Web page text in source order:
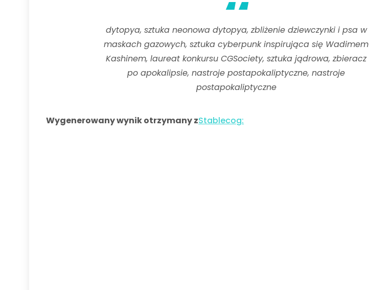
dytopya, sztuka neonowa dytopya, zbliżenie dziewczynki i psa w
maskach gazowych, sztuka cyberpunk inspirująca się Wadimem
Kashinem, laureat konkursu CGSociety, sztuka jądrowa, zbieracz
po apokalipsie, nastroje postapokaliptyczne, nastroje
postapokaliptyczne
Wygenerowany wynik otrzymany zStablecog: